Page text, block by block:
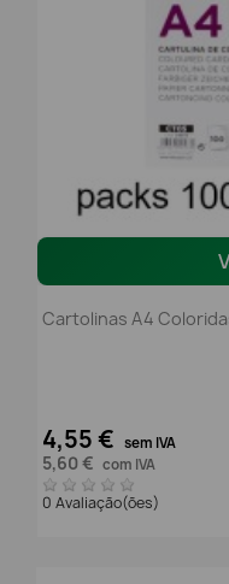
Cartolinas A4
4,55 € sem IVA
5,60 € com IVA
0 Avaliação(ões)